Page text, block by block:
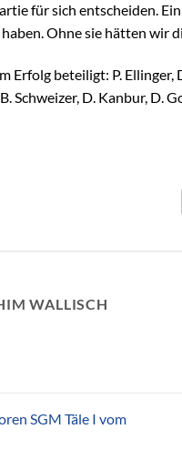
für sich entscheiden.
Ohne sie hätten wir
Erfolg beteiligt: P.
Schweizer, D. Kanbur, D.
WALLISCH
SGM Täle I vom